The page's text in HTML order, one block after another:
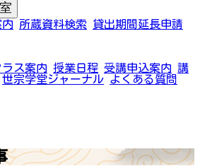
所蔵資料検索
貸出期間延長申請
ラス案内 授業日程 受講申込案内 講
世宗学堂ジャーナル よくある質問